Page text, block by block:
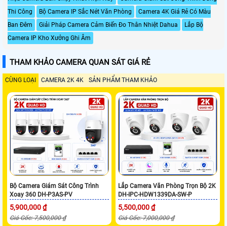
Thi Công
Bộ Camera IP Sắc Nét Văn Phòng
Camera 4K Giá Rẻ Có Màu
Ban Đêm
Giải Pháp Camera Cảm Biến Đo Thân Nhiệt Dahua
Lắp Bộ
Camera IP Kho Xưởng Ghi Âm
THAM KHẢO CAMERA QUAN SÁT GIÁ RẺ
CÙNG LOẠI CAMERA 2K 4K SẢN PHẨM THAM KHẢO
Bộ Camera Giám Sát Công Trình
Xoay 360 DH-P3AS-PV
5,900,000 ₫
Giá Gốc: 7,500,000 ₫
Lắp Camera Văn Phòng Trọn Bộ 2K
DH-IPC-HDW1339DA-SW-P
5,500,000 ₫
Giá Gốc: 7,000,000 ₫